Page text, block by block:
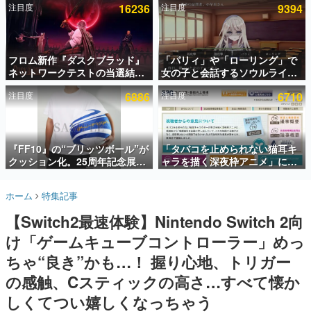
電ファミのいま読まれている記事ランキング
アプリセール情報
インタビュー
連載・特集一覧
殿堂入り記事
SNS拡散数が数千以上！ ページビュー数万以上！ などな
ど。多くの人々に読まれた、電ファミ渾身の“殿堂入り”記
事をまとめました。
名作ゲームクリエイターの方々に製作時のエピソードをお
きます。
赫本
この物語を解いてはいけない。『赫本』は、〈試験問題〉
の形をした短編ホラー小説集です。
新世代に訊く
これからのデジタルゲーム市場を担う若きクリエイター達
注目度 16236
フロム新作『ダスクブラッド』
ネットワークテストの当選結果
が8月7日22時に発表。応募サイ
トのマイページから確認可能、
テスト実施は8月21日～24日
注目度 9394
「パリィ」や「ローリング」で
女の子と会話するソウルライク
恋愛ゲーム『小早川さんはソウ
ルライク』無料公開。返事に失
敗すると「YOU DIED」
注目度 6886
『FF10』の“ブリッツボール”が
クッション化。25周年記念展
「FINAL FANTASY X
ズ情報が一部公開
注目度 6710
「タバコを止められない猫耳キ
ャラを描く深夜枠アニメ」に視
聴者の一部から批判意見。違法
ホーム 特集記事
【Switch2最速体験】Nintendo Switch 2向
け「ゲームキューブコントローラー」めっ
ちゃ“良き”かも…！ 握り心地、トリガー
の感触、Cスティックの高さ…すべて懐か
しくてつい嬉しくなっちゃう